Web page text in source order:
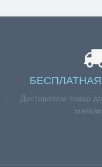
Доставляем товар